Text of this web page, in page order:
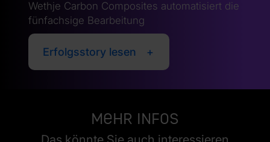
Wethje Carbon Composites automatisiert die
fünfachsige Bearbeitung
Erfolgsstory lesen
Mehr Infos